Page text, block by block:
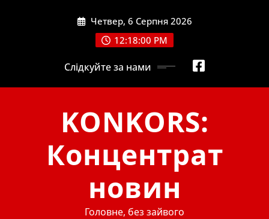
Четвер, 6 Серпня 2026
12:18:02 PM
Слідкуйте за нами
KONKORS:
Концентрат
новин
Головне, без зайвого